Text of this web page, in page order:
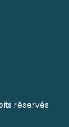
réservés